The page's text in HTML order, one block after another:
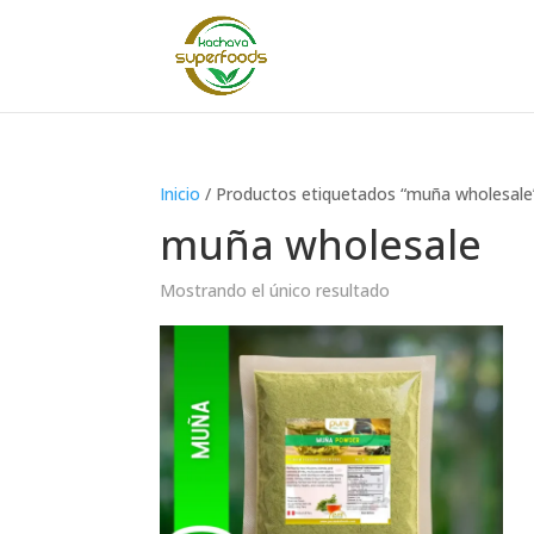
Inicio / Productos etiquetados “muña
muña wholesale
Mostrando el único resultado